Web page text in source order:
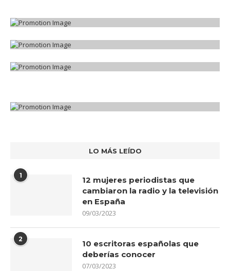
LO MÁS LEÍDO
1
12 mujeres periodistas que
cambiaron la radio y la televisión
en España
09/03/2023
2
10 escritoras españolas que
deberías conocer
07/03/2023